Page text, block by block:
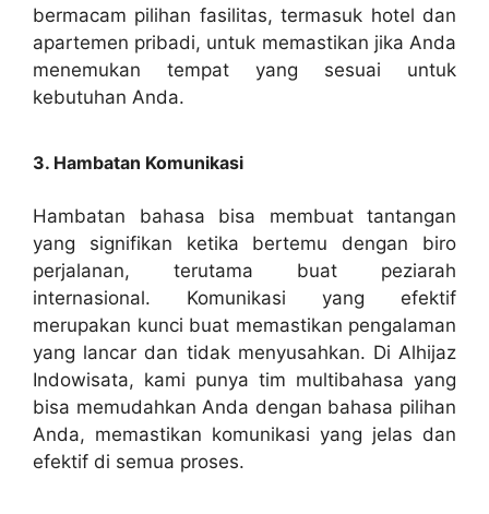
bermacam pilihan fasilitas, termasuk hotel dan
apartemen pribadi, untuk memastikan jika Anda
menemukan tempat yang sesuai untuk
kebutuhan Anda.
3. Hambatan Komunikasi
Hambatan bahasa bisa membuat tantangan
yang signifikan ketika bertemu dengan biro
perjalanan, terutama buat peziarah
internasional. Komunikasi yang efektif
merupakan kunci buat memastikan pengalaman
yang lancar dan tidak menyusahkan. Di Alhijaz
Indowisata, kami punya tim multibahasa yang
bisa memudahkan Anda dengan bahasa pilihan
Anda, memastikan komunikasi yang jelas dan
efektif di semua proses.